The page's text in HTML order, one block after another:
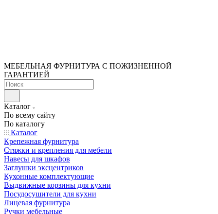
МЕБЕЛЬНАЯ ФУРНИТУРА С ПОЖИЗНЕННОЙ
ГАРАНТИЕЙ
Каталог
По всему сайту
По каталогу
Каталог
Крепежная фурнитура
Стяжки и крепления для мебели
Навесы для шкафов
Заглушки эксцентриков
Кухонные комплектующие
Выдвижные корзины для кухни
Посудосушители для кухни
Лицевая фурнитура
Ручки мебельные